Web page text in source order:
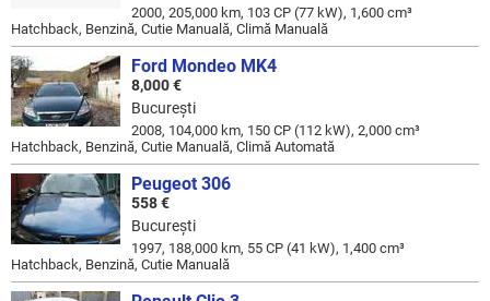
2000, 205,000 km, 103 CP (77 kW), 1,600 cm³
Hatchback, Benzină, Cutie Manuală, Climă Manuală
Ford Mondeo MK4
8,000 €
Bucureşti
2008, 104,000 km, 150 CP (112 kW), 2,000 cm³
Hatchback, Benzină, Cutie Manuală, Climă Automată
Peugeot 306
558 €
Bucureşti
1997, 188,000 km, 55 CP (41 kW), 1,400 cm³
Hatchback, Benzină, Cutie Manuală